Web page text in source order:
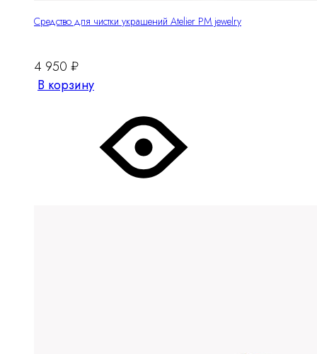
Средство для чистки украшений Atelier PM jewelry
4 950 ₽
В корзину